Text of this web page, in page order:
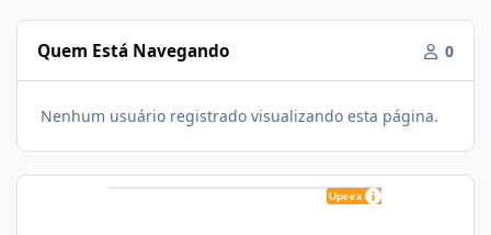
Quem Está Navegando 0
Nenhum usuário registrado visualizando esta página.